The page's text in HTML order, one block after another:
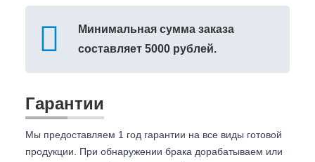
Минимальная сумма заказа
составляет 5000 рублей.
Гарантии
Мы предоставляем 1 год гарантии на все виды готовой
продукции. При обнаружении брака дорабатываем или